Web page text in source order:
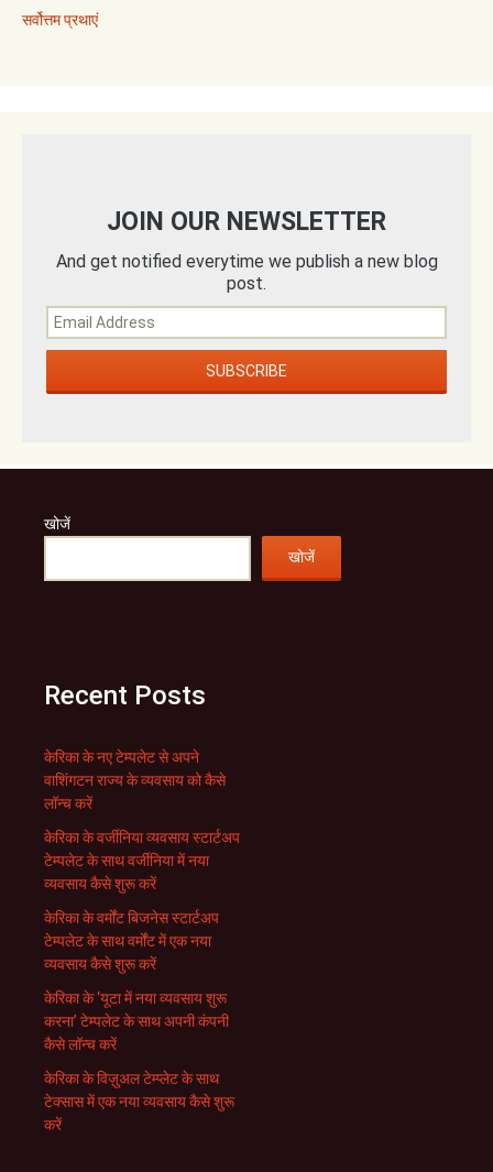
सर्वोत्तम प्रथाएं
JOIN OUR NEWSLETTER
And get notified everytime we publish a new blog
post.
खोजें
खोजें
Recent Posts
केरिका के नए टेम्पलेट से अपने
वाशिंगटन राज्य के व्यवसाय को कैसे
लॉन्च करें
केरिका के वर्जीनिया व्यवसाय स्टार्टअप
टेम्पलेट के साथ वर्जीनिया में नया
व्यवसाय कैसे शुरू करें
केरिका के वर्मोंट बिजनेस स्टार्टअप
टेम्पलेट के साथ वर्मोंट में एक नया
व्यवसाय कैसे शुरू करें
केरिका के ‘यूटा में नया व्यवसाय शुरू
करना’ टेम्पलेट के साथ अपनी कंपनी
कैसे लॉन्च करें
केरिका के विज़ुअल टेम्प्लेट के साथ
टेक्सास में एक नया व्यवसाय कैसे शुरू
करें